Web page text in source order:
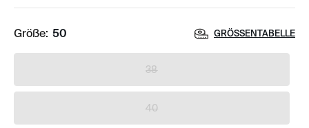
Größe: 50 GRÖSSENTABELLE
38
40